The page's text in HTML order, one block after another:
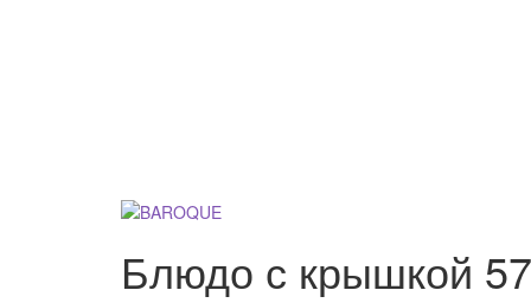
Блюдо с крышкой